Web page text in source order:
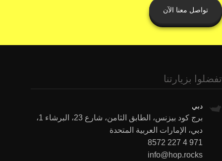
تواصل معنا الآن
تفضلوا بزيارتنا
دبي
برج كود بيزنس، الطابق الثامن، شارع 23، البرشاء 1،
دبي، الإمارات العربية المتحدة
971 4 227 8572
info@hop.rocks